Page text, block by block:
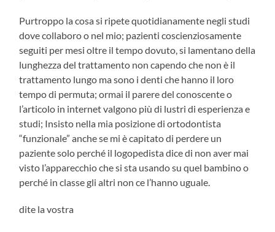
Purtroppo la cosa si ripete quotidianamente negli studi
dove collaboro o nel mio; pazienti coscienziosamente
seguiti per mesi oltre il tempo dovuto, si lamentano della
lunghezza del trattamento non capendo che non è il
trattamento lungo ma sono i denti che hanno il loro
tempo di permuta; ormai il parere del conoscente o
l’articolo in internet valgono più di lustri di esperienza e
studi; Insisto nella mia posizione di ortodontista
“funzionale” anche se mi è capitato di perdere un
paziente solo perché il logopedista dice di non aver mai
visto l’apparecchio che si sta usando su quel bambino o
perché in classe gli altri non ce l’hanno uguale.
dite la vostra